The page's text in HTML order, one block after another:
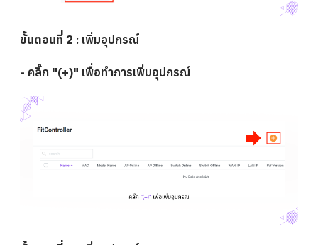
ขั้นตอนที่ 2 : เพิ่มอุปกรณ์
- คลิ๊ก "(+)" เพื่อทำการเพิ่มอุปกรณ์